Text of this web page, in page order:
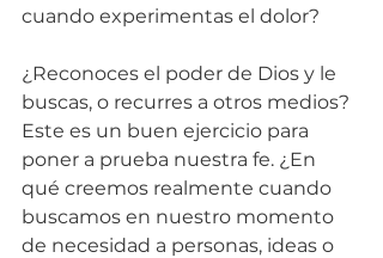
cuando experimentas el dolor?
¿Reconoces el poder de Dios y le
buscas, o recurres a otros medios?
Este es un buen ejercicio para
poner a prueba nuestra fe. ¿En
qué creemos realmente cuando
buscamos en nuestro momento
de necesidad a personas, ideas o